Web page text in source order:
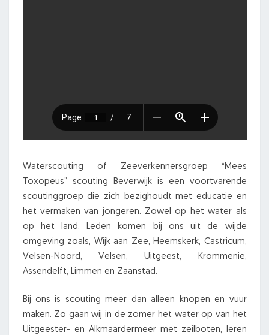
Waterscouting of Zeeverkennersgroep “Mees
Toxopeus” scouting Beverwijk is een voortvarende
scoutinggroep die zich bezighoudt met educatie en
het vermaken van jongeren. Zowel op het water als
op het land. Leden komen bij ons uit de wijde
omgeving zoals, Wijk aan Zee, Heemskerk, Castricum,
Velsen-Noord, Velsen, Uitgeest, Krommenie,
Assendelft, Limmen en Zaanstad.
Bij ons is scouting meer dan alleen knopen en vuur
maken. Zo gaan wij in de zomer het water op van het
Uitgeester- en Alkmaardermeer met zeilboten, leren